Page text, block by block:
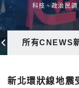
科技、政治民
所有CNEWS
新北環狀線地